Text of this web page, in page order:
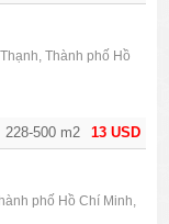
13 USD
228-500 m2
Thành phố Hồ
phố Hồ Chí Minh,